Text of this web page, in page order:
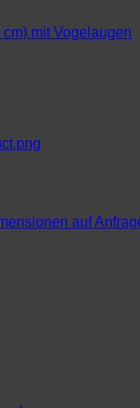
mit Vogelaugen
auf